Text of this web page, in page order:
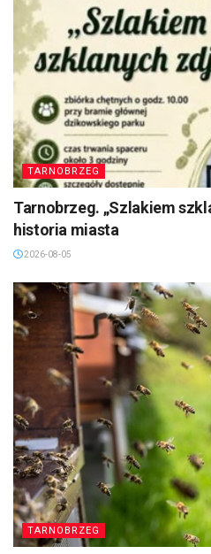
TARNOBRZEG
Tarnobrzeg. „Szlakiem
historia miasta
2026-08-05
TARNOBRZEG